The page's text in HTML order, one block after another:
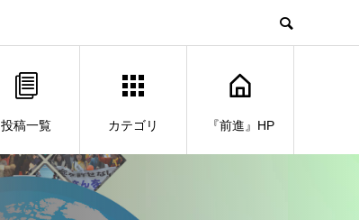
投稿一覧 カテゴリ 『前進』HP